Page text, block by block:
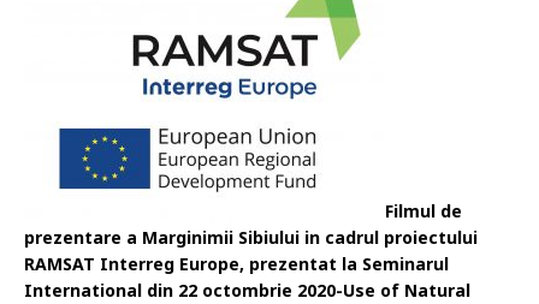
Filmul de
prezentare a Marginimii Sibiului in cadrul proiectului
RAMSAT Interreg Europe, prezentat la Seminarul
International din 22 octombrie 2020-Use of Natural